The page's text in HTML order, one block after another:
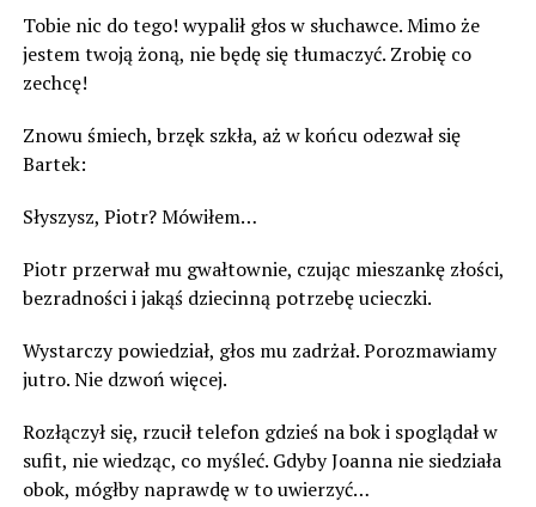
Tobie nic do tego! wypalił głos w słuchawce. Mimo że
jestem twoją żoną, nie będę się tłumaczyć. Zrobię co
zechcę!
Znowu śmiech, brzęk szkła, aż w końcu odezwał się
Bartek:
Słyszysz, Piotr? Mówiłem…
Piotr przerwał mu gwałtownie, czując mieszankę złości,
bezradności i jakąś dziecinną potrzebę ucieczki.
Wystarczy powiedział, głos mu zadrżał. Porozmawiamy
jutro. Nie dzwoń więcej.
Rozłączył się, rzucił telefon gdzieś na bok i spoglądał w
sufit, nie wiedząc, co myśleć. Gdyby Joanna nie siedziała
obok, mógłby naprawdę w to uwierzyć…